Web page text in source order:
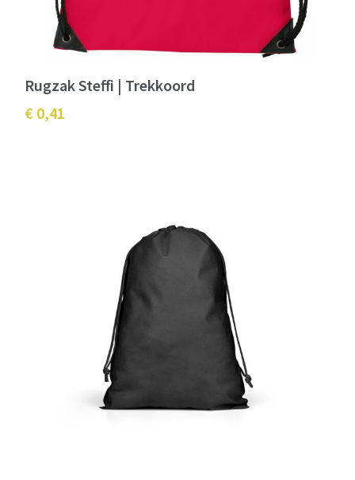
Rugzak Steffi | Trekkoord
€ 0,41